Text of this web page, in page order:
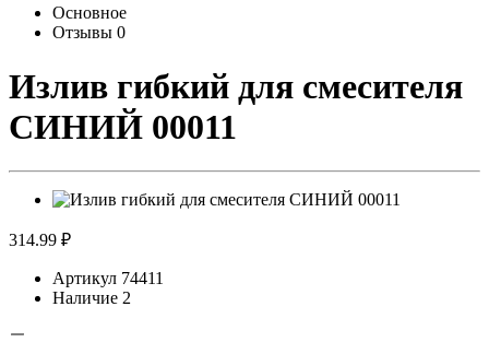
Основное
Отзывы 0
Излив гибкий для смесителя
СИНИЙ 00011
314.99 ₽
Артикул 74411
Наличие 2